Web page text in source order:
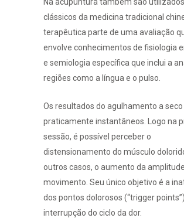
clássicos da medicina tradicional
terapêutica parte de uma avaliação
envolve conhecimentos de fisiologia
e semiologia específica que inclui a
regiões como a língua e o pulso.
Os resultados do agulhamento a seco
praticamente instantâneos. Logo na
sessão, é possível perceber o
distensionamento do músculo
outros casos, o aumento da
movimento. Seu único objetivo é a
dos pontos dolorosos (“trigger
interrupção do ciclo da dor.